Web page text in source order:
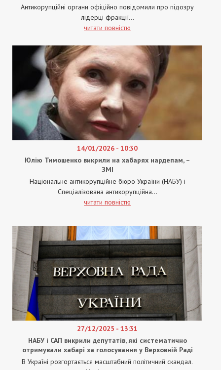
Антикорупційні органи офіційно повідомили про підозру
лідерці фракції...
читати повністю
14/01/2026 - 10:30
Юлію Тимошенко викрили на хабарях нардепам, –
ЗМІ
Національне антикорупційне бюро України (НАБУ) і
Спеціалізована антикорупційна...
читати повністю
27/12/2025 - 13:31
НАБУ і САП викрили депутатів, які систематично
отримували хабарі за голосування у Верховній Раді
В Україні розгортається масштабний політичний скандал.